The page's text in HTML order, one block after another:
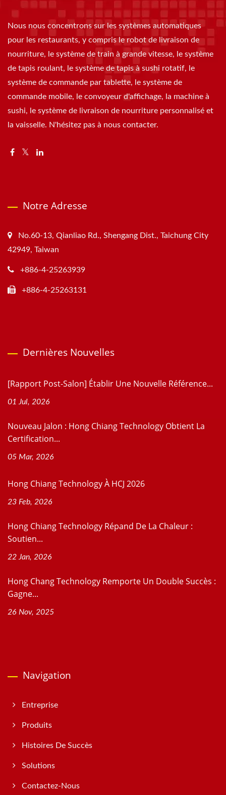
Nous nous concentrons sur les systèmes automatiques
pour les restaurants, y compris le robot de livraison de
nourriture, le système de train à grande vitesse, le système
de tapis roulant, le système de tapis à sushi rotatif, le
système de commande par tablette, le système de
commande mobile, le convoyeur d'affichage, la machine à
sushi, le système de livraison de nourriture personnalisé et
la vaisselle. N'hésitez pas à nous contacter.
Notre Adresse
No.60-13, Qianliao Rd., Shengang Dist., Taichung City
42949, Taiwan
+886-4-25263939
+886-4-25263131
Dernières Nouvelles
[Rapport Post-Salon] Établir Une Nouvelle Référence...
01 Jul, 2026
Nouveau Jalon : Hong Chiang Technology Obtient La
Certification...
05 Mar, 2026
Hong Chiang Technology À HCJ 2026
23 Feb, 2026
Hong Chiang Technology Répand De La Chaleur :
Soutien...
22 Jan, 2026
Hong Chang Technology Remporte Un Double Succès :
Gagne...
26 Nov, 2025
Navigation
Entreprise
Produits
Histoires De Succès
Solutions
Contactez-Nous